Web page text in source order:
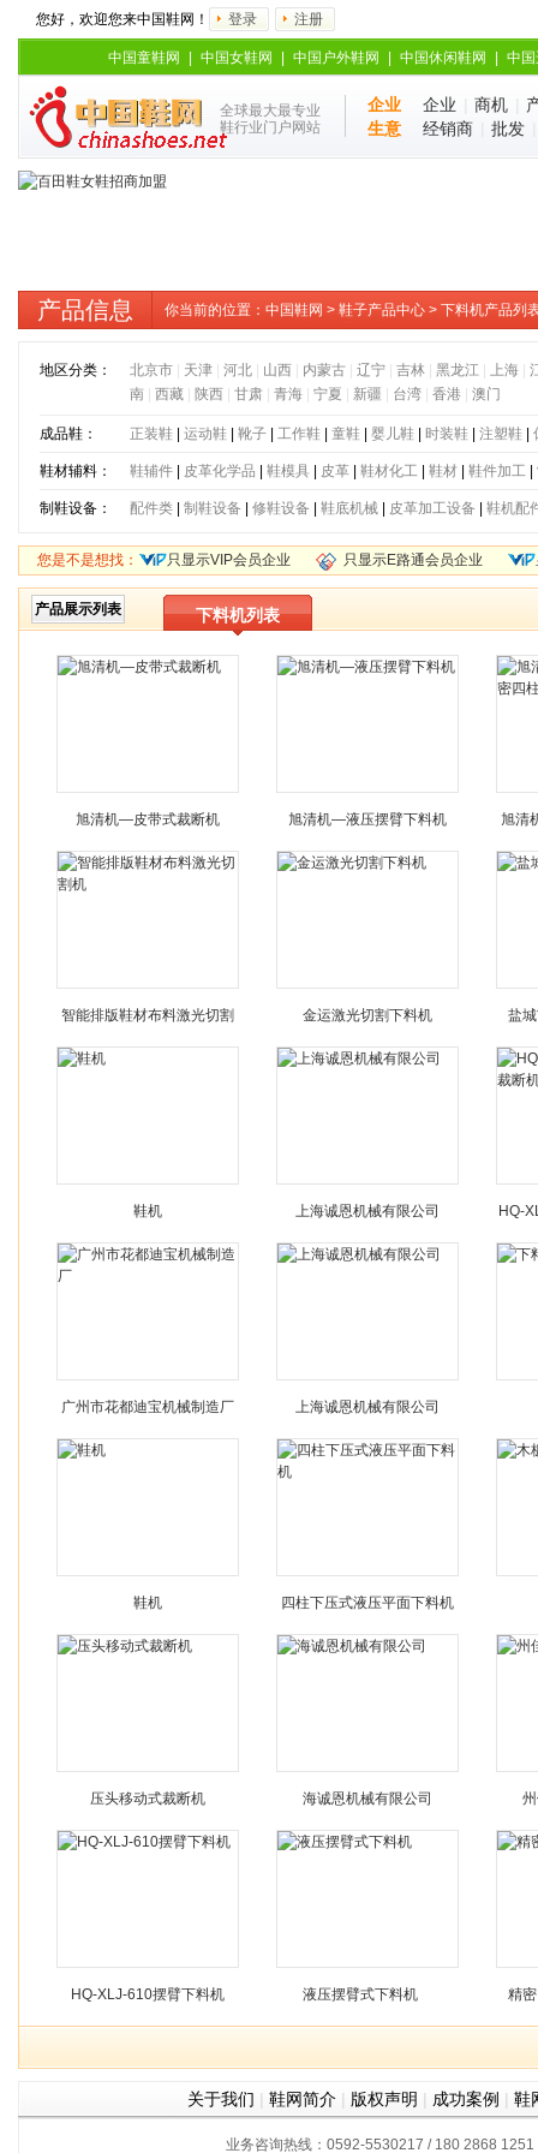
您好，欢迎您来中国鞋网！ 登录 注册
中国童鞋网 中国女鞋网 中国户外鞋网 中国休闲鞋网 中
全球最大最专业
鞋行业门户网站
企业
生意
企业 商机
经销商
批发
产品信息 你当前的位置： 中国鞋网 > 鞋子产品中心 > 下料机产品列
地区分类： 北京市| 天津| 河北| 山西| 内蒙古| 辽宁| 吉林| 黑龙江 上海|
南| 西藏| 陕西| 甘肃| 青海| 宁夏 新疆 台湾| 香港| 澳门
成品鞋： 正装鞋| 运动鞋| 靴子| 工作鞋| 童鞋| 婴儿鞋| 时装鞋| 注塑鞋|
鞋材辅料： 鞋辅件| 皮革化学品 鞋模具 皮革| 鞋材化工| 鞋材| 鞋件加工|
制鞋设备： 配件类| 制鞋设备 修鞋设备 鞋底机械| 皮革加工设备 鞋机配
您是不是想找： 只显示VIP会员企业 只显示E路通会员企业
产品展示列表 下料机列表
旭清机—皮带式裁断机 旭清机—液压摆臂下料机 旭清
智能排版鞋材布料激光切割 金运激光切割下料机 盐
鞋机 上海诚恩机械有限公司 HQ-
广州市花都迪宝机械制造厂 上海诚恩机械有限公司
鞋机 四柱下压式液压平面下料机
压头移动式裁断机 海诚恩机械有限公司
HQ-XLJ-610摆臂下料机 液压摆臂式下料机 精
关于我们 | 鞋网简介 | 版权声明 | 成功案例 | 鞋
业务咨询热线：0592-5530217 / 180 2868 1251